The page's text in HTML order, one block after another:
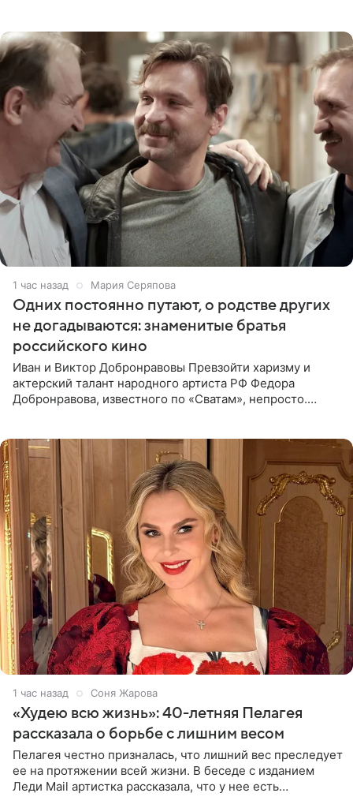
1 час назад Мария Серяпова
Одних постоянно путают, о родстве других
не догадываются: знаменитые братья
российского кино
Иван и Виктор Добронравовы Превзойти харизму и
актерский талант народного артиста РФ Федора
Добронравова, известного по «Сватам», непросто.
1 час назад Соня Жарова
«Худею всю жизнь»: 40-летняя Пелагея
рассказала о борьбе с лишним весом
Пелагея честно призналась, что лишний вес преследует
ее на протяжении всей жизни. В беседе с изданием
Леди Mail артистка рассказала, что у нее есть